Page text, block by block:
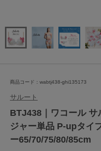
商品コード：wabtj438-ghi135173
サルート
BTJ438｜ワコール サ
ジャー単品 P-upタイ
ー65/70/75/80/85cm